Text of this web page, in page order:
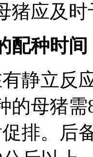
猪应及
配种时间
静立反
的母猪
排。后